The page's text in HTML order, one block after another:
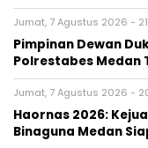
Jumat, 7 Agustus 2026 -
Pimpinan Dewan
Polrestabes Medan
Jumat, 7 Agustus 2026 -
Haornas 2026:
Binaguna Medan